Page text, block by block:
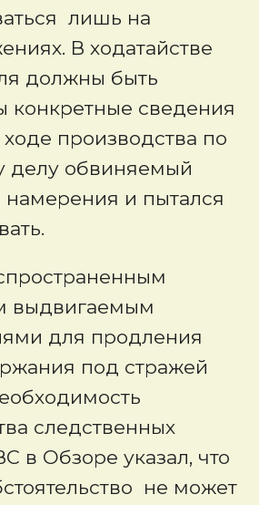
лишь на
В ходатайстве
должны быть
конкретные сведения
ходе производства по
делу обвиняемый
намерения и пытался
выдвигаемым
для продления
под стражей
следственных
в Обзоре указал, что
не может